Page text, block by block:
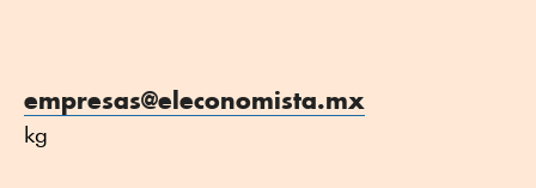
empresas@eleconomista.mx
kg